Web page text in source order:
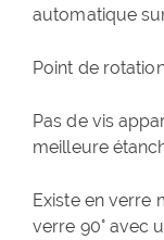
automatique
Point de
Pas de vis
meilleure
Existe en verre
verre 90° avec